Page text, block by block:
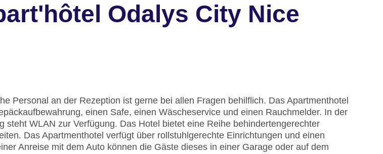
Odalys City Nice
Personal an der Rezeption ist gerne bei allen Fragen behilflich. Das Apartmenthotel
einen Safe, einen Wäscheservice und einen Rauchmelder. In der
steht WLAN zur Verfügung. Das Hotel bietet eine Reihe behindertengerechter
Das Apartmenthotel verfügt über rollstuhlgerechte Einrichtungen und einen
Anreise mit dem Auto können die Gäste dieses in einer Garage oder auf dem